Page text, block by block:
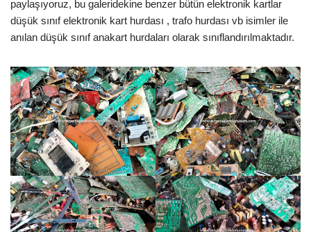
paylaşıyoruz, bu galeridekine benzer bütün elektronik kartlar
düşük sınıf elektronik kart hurdası , trafo hurdası vb isimler ile
anılan düşük sınıf anakart hurdaları olarak sınıflandırılmaktadır.